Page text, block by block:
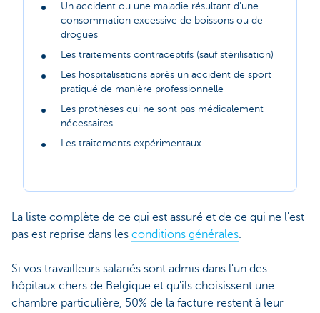
Un accident ou une maladie résultant d'une
consommation excessive de boissons ou de
drogues
Les traitements contraceptifs (sauf stérilisation)
Les hospitalisations après un accident de sport
pratiqué de manière professionnelle
Les prothèses qui ne sont pas médicalement
nécessaires
Les traitements expérimentaux
La liste complète de ce qui est assuré et de ce qui ne l'est
pas est reprise dans les conditions générales.
Si vos travailleurs salariés sont admis dans l'un des
hôpitaux chers de Belgique et qu'ils choisissent une
chambre particulière, 50% de la facture restent à leur